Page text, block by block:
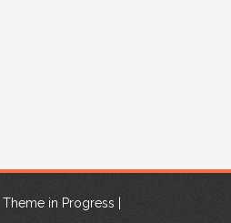
Theme in Progress